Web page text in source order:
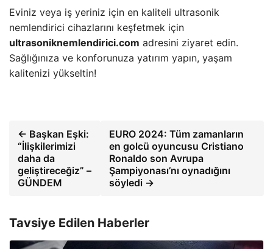
Eviniz veya iş yeriniz için en kaliteli ultrasonik
nemlendirici cihazlarını keşfetmek için
ultrasoniknemlendirici.com adresini ziyaret edin.
Sağlığınıza ve konforunuza yatırım yapın, yaşam
kalitenizi yükseltin!
← Başkan Eşki:
“İlişkilerimizi
daha da
geliştireceğiz” –
GÜNDEM
EURO 2024: Tüm zamanların
en golcü oyuncusu Cristiano
Ronaldo son Avrupa
Şampiyonası’nı oynadığını
söyledi →
Tavsiye Edilen Haberler